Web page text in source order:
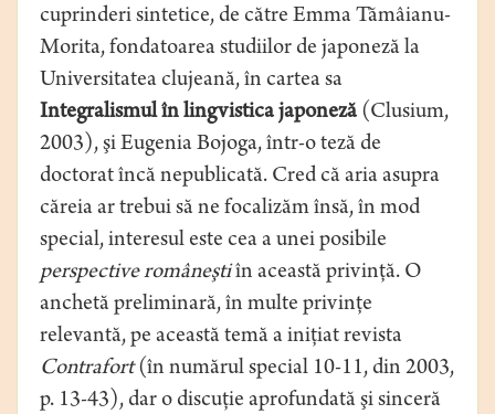
cuprinderi sintetice, de către Emma Tămâianu-
Morita, fondatoarea studiilor de japoneză la
Universitatea clujeană, în cartea sa
Integralismul în lingvistica japoneză (Clusium,
2003), şi Eugenia Bojoga, într-o teză de
doctorat încă nepublicată. Cred că aria asupra
căreia ar trebui să ne focalizăm însă, în mod
special, interesul este cea a unei posibile
perspective româneştiîn această privinţă. O
anchetă preliminară, în multe privinţe
relevantă, pe această temă a iniţiat revista
Contrafort(în numărul special 10-11, din 2003,
p. 13-43), dar o discuţie aprofundată şi sinceră